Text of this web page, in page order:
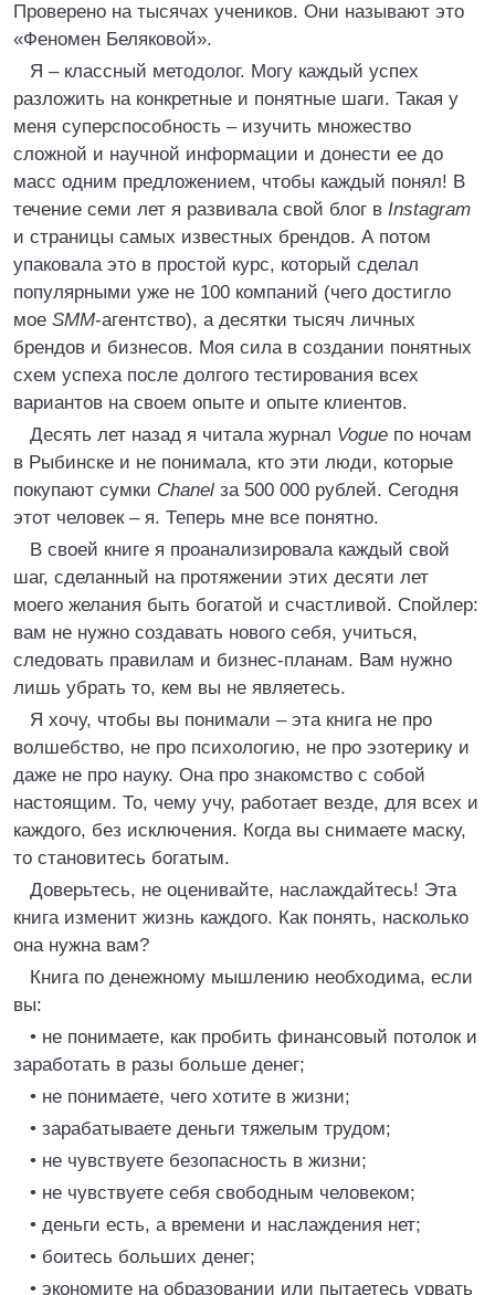
Проверено на тысячах учеников. Они называют это
«Феномен Беляковой».
Я – классный методолог. Могу каждый успех
разложить на конкретные и понятные шаги. Такая у
меня суперспособность – изучить множество
сложной и научной информации и донести ее до
масс одним предложением, чтобы каждый понял! В
течение семи лет я развивала свой блог в Instagram
и страницы самых известных брендов. А потом
упаковала это в простой курс, который сделал
популярными уже не 100 компаний (чего достигло
мое SMM-агентство), а десятки тысяч личных
брендов и бизнесов. Моя сила в создании понятных
схем успеха после долгого тестирования всех
вариантов на своем опыте и опыте клиентов.
Десять лет назад я читала журнал Vogue по ночам
в Рыбинске и не понимала, кто эти люди, которые
покупают сумки Chanel за 500 000 рублей. Сегодня
этот человек – я. Теперь мне все понятно.
В своей книге я проанализировала каждый свой
шаг, сделанный на протяжении этих десяти лет
моего желания быть богатой и счастливой. Спойлер:
вам не нужно создавать нового себя, учиться,
следовать правилам и бизнес-планам. Вам нужно
лишь убрать то, кем вы не являетесь.
Я хочу, чтобы вы понимали – эта книга не про
волшебство, не про психологию, не про эзотерику и
даже не про науку. Она про знакомство с собой
настоящим. То, чему учу, работает везде, для всех и
каждого, без исключения. Когда вы снимаете маску,
то становитесь богатым.
Доверьтесь, не оценивайте, наслаждайтесь! Эта
книга изменит жизнь каждого. Как понять, насколько
она нужна вам?
Книга по денежному мышлению необходима, если
вы:
• не понимаете, как пробить финансовый потолок и
заработать в разы больше денег;
• не понимаете, чего хотите в жизни;
• зарабатываете деньги тяжелым трудом;
• не чувствуете безопасность в жизни;
• не чувствуете себя свободным человеком;
• деньги есть, а времени и наслаждения нет;
• боитесь больших денег;
• экономите на образовании или пытаетесь урвать